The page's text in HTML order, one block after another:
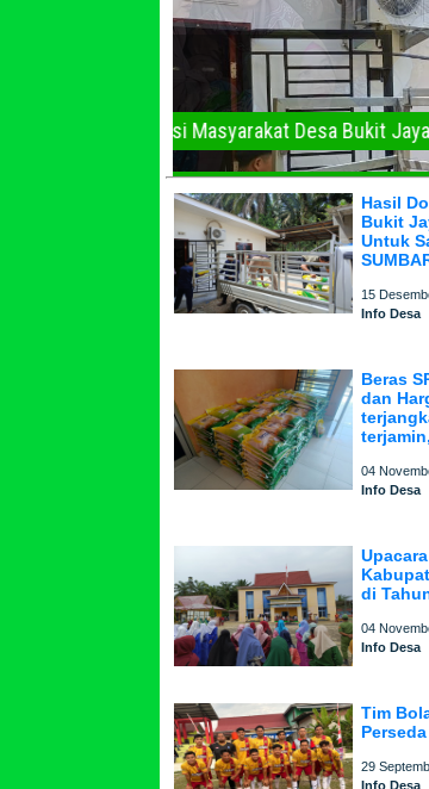
Hasil Donasi Masyarakat
Hasil
Bukit
Untuk
15
Info Desa
Beras
dan
terjamin,
04
Info Desa
di
04
Info Desa
Tim
29
Info Desa